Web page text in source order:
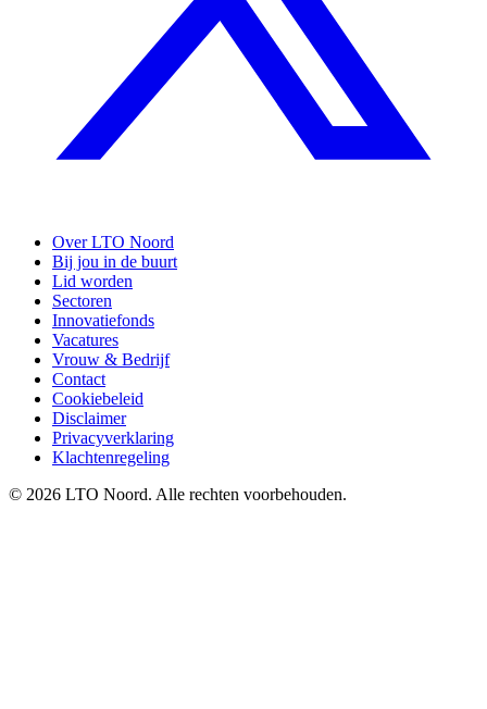
Over LTO Noord
Bij jou in de buurt
Lid worden
Sectoren
Innovatiefonds
Vacatures
Vrouw & Bedrijf
Contact
Cookiebeleid
Disclaimer
Privacyverklaring
Klachtenregeling
© 2026 LTO Noord. Alle rechten voorbehouden.